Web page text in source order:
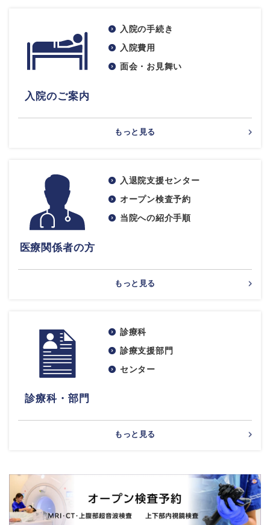
入院のご案内
入院の手続き
入院費用
面会・お見舞い
もっと見る
医療関係者の方
入退院支援センター
オープン検査予約
当院への紹介手順
もっと見る
診療科・部門
診療科
診療支援部門
センター
もっと見る